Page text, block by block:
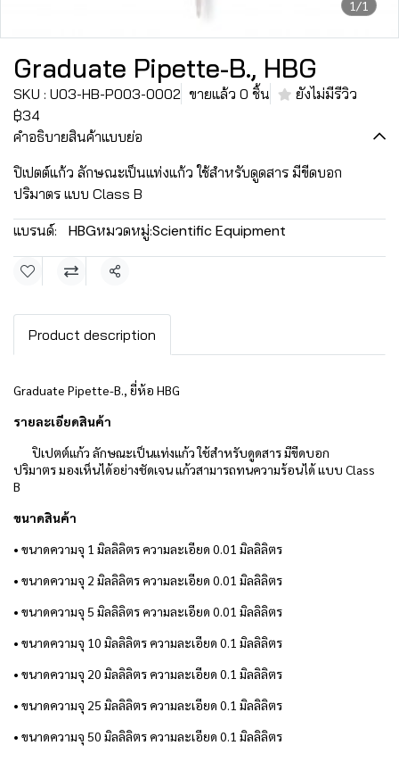
1/1
Graduate Pipette-B., HBG
SKU : U03-HB-P003-0002 ขายแล้ว 0 ชิ้น
ยังไม่มีรีวิว
฿34
คำอธิบายสินค้าแบบย่อ
ปิเปตต์แก้ว ลักษณะเป็นแท่งแก้ว ใช้สำหรับดูดสาร มีขีดบอก
ปริมาตร แบบ Class B
แบรนด์: HBGหมวดหมู่:Scientific Equipment
แชร์
Product description
Graduate Pipette-B., ยี่ห้อ HBG
รายละเอียดสินค้า
ปิเปตต์แก้ว ลักษณะเป็นแท่งแก้ว ใช้สำหรับดูดสาร มีขีดบอก
ปริมาตรมองเห็นได้อย่างชัดเจน แก้วสามารถทนความร้อนได้แบบ Class
B
ขนาดสินค้า
• ขนาดความจุ 1 มิลลิลิตร ความละเอียด 0.01 มิลลิลิตร
• ขนาดความจุ 2 มิลลิลิตร ความละเอียด 0.01 มิลลิลิตร
• ขนาดความจุ 5 มิลลิลิตร ความละเอียด 0.01 มิลลิลิตร
• ขนาดความจุ 10 มิลลิลิตร ความละเอียด 0.1 มิลลิลิตร
• ขนาดความจุ 20 มิลลิลิตร ความละเอียด 0.1 มิลลิลิตร
• ขนาดความจุ 25 มิลลิลิตร ความละเอียด 0.1 มิลลิลิตร
• ขนาดความจุ 50 มิลลิลิตร ความละเอียด 0.1 มิลลิลิตร